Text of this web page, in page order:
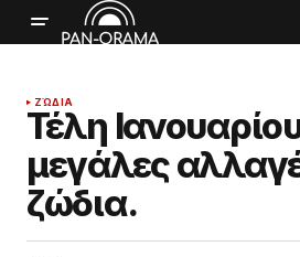
ΖΏΔΙΑ
Τέλη
μεγάλες
ζώδια.